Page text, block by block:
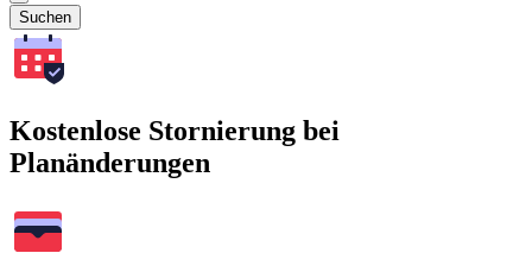
Suchen
Kostenlose Stornierung bei
Planänderungen